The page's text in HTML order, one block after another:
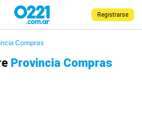
Registrarse
Compras
Provincia Compras